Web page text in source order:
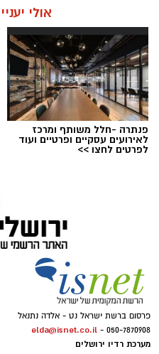
צילום: דוברות המשטרה
מערכת ירושלים נט / 09:11 06.08.26
במסגרת המאבק הנחוש
הסמים המסוכנים, בוצעו
פעילויות ממוקדות,
חשודים ולתפיסת כמויות
החשודים כסמים
נוספים.
בפעילות בלשי תחנת לב
אולי
פנתרה -חלל משותף ומרכז
לאירועים עסקיים ופרטיים ועוד
לפרטים לחצו >>
פרסום ברשת ישראל נט - אלדה נתנאל
050-7870908 -
elda@isnet.co.il
מערכת רדיו ירושלים